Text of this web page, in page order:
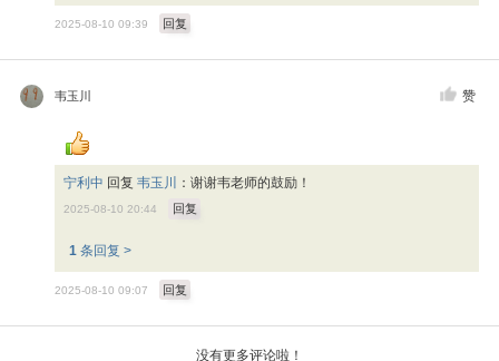
2025-08-10 09:39 回复
韦玉川 赞
宁利中 回复韦玉川 ：谢谢韦老师的鼓励！
2025-08-10 20:44 回复
1条回复 >
2025-08-10 09:07 回复
没有更多评论啦！